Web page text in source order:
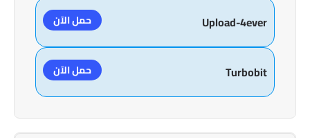
Upload-4ever حمل الآن
Turbobit حمل الآن